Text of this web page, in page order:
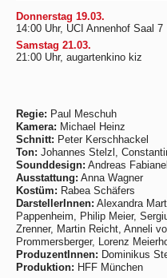
Donnerstag 19.03.
14:00 Uhr, UCI Annenhof Saal 7
Samstag 21.03.
21:00 Uhr, augartenkino kiz
Regie: Paul Meschuh
Kamera: Michael Heinz
Schnitt: Peter Kerschhackel
Ton: Johannes Stelzl,
Sounddesign: Andreas
Ausstattung: Anna Wagner
Kostüm: Rabea Schäfers
DarstellerInnen: Alexandra
Pappenheim, Philip Meier,
Zrenner, Martin Reicht, Anneli
Prommersberger, Lorenz
ProduzentInnen: Dominikus
Produktion: HFF München